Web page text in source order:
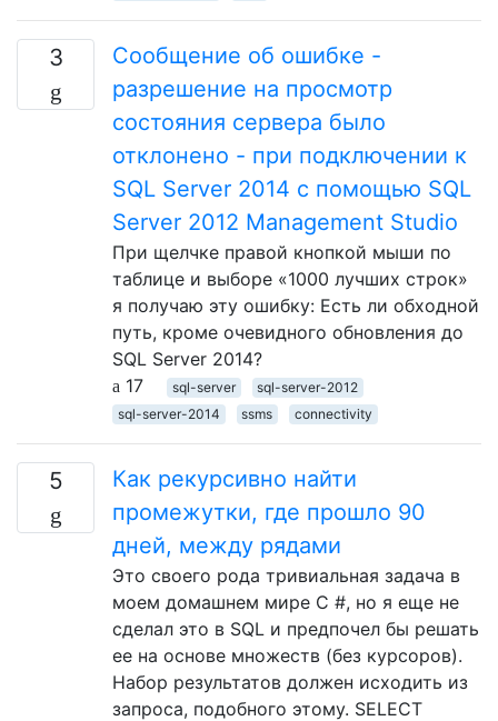
3
Сообщение об ошибке -
разрешение на просмотр
состояния сервера было
отклонено - при подключении к
SQL Server 2014 с помощью SQL
Server 2012 Management Studio
При щелчке правой кнопкой мыши по
таблице и выборе «1000 лучших строк» ​​
я получаю эту ошибку: Есть ли обходной
путь, кроме очевидного обновления до
SQL Server 2014?
17
sql-server
sql-server-2012
sql-server-2014
ssms connectivity
5
Как рекурсивно найти
промежутки, где прошло 90
дней, между рядами
Это своего рода тривиальная задача в
моем домашнем мире C #, но я еще не
сделал это в SQL и предпочел бы решать
ее на основе множеств (без курсоров).
Набор результатов должен исходить из
запроса, подобного этому. SELECT